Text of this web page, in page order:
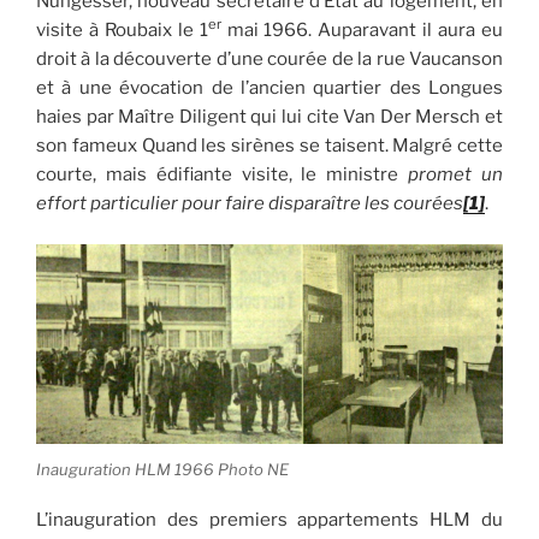
visite à Roubaix le 1ermai 1966. Auparavant il aura eu
droit à la découverte d’une courée de la rue Vaucanson
et à une évocation de l’ancien quartier des Longues
haies par Maître Diligent qui lui cite Van Der Mersch et
son fameux Quand les sirènes se taisent. Malgré cette
courte, mais édifiante visite, le ministrepromet un
effort particulier pour faire disparaître les courées[1].
Inauguration HLM 1966 Photo NE
L’inauguration des premiers appartements HLM du